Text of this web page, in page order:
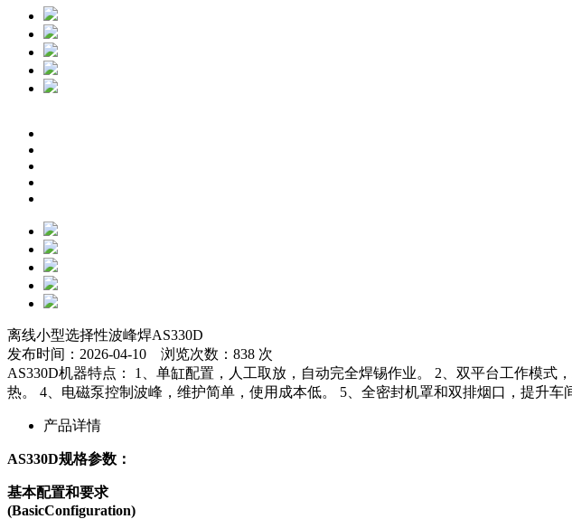
离线小型选择性波峰焊AS330D
发布时间：2026-04-10 浏览次数：838 次
AS330D机器特点： 1、单缸配置，人工取放，自动完全焊锡作业。 2、双平台工作模
热。 4、电磁泵控制波峰，维护简单，使用成本低。 5、全密封机罩和双排烟口，提升车
产品详情
AS330D规格参数：
基本配置和要求
(BasicConfiguration)